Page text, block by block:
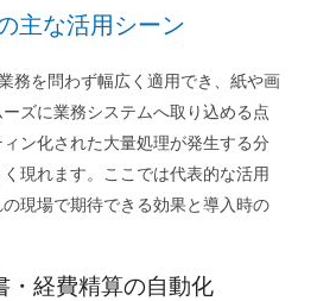
主な活用シーン
務を問わず幅広く適用でき、紙や画
ズに業務システムへ取り込める点
ン化された大量処理が発生する分
現れます。ここでは代表的な活用
現場で期待できる効果と導入時の
・経費精算の自動化